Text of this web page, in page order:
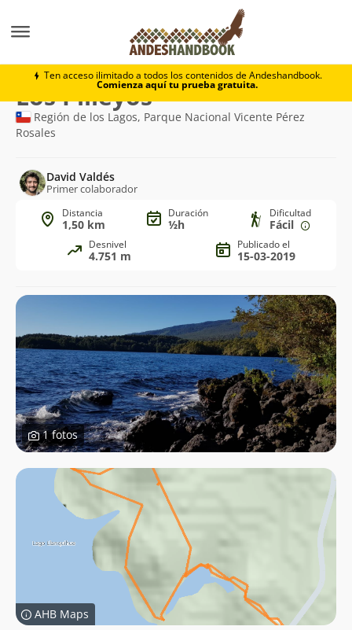
Ten acceso ilimitado a todos los contenidos de Andeshandbook.
Comienza aquí tu prueba gratuita.
Los Pilleyos
Ruta
de
trekking
Los Pilleyos
Región de los Lagos, Parque Nacional Vicente Pérez
Rosales
David Valdés
Primer colaborador
Distancia
1,50 km
Duración
½h
Dificultad
Fácil
Desnivel
4.751 m
Publicado el
15-03-2019
1 fotos
AHB Maps